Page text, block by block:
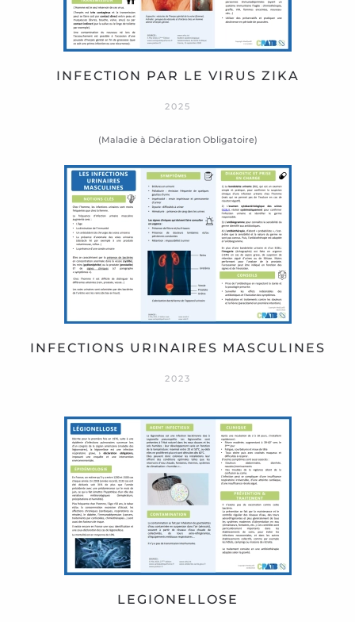
INFECTION PAR LE VIRUS ZIKA
2025
(Maladie à Déclaration Obligatoire)
INFECTIONS URINAIRES MASCULINES
2023
LEGIONELLOSE